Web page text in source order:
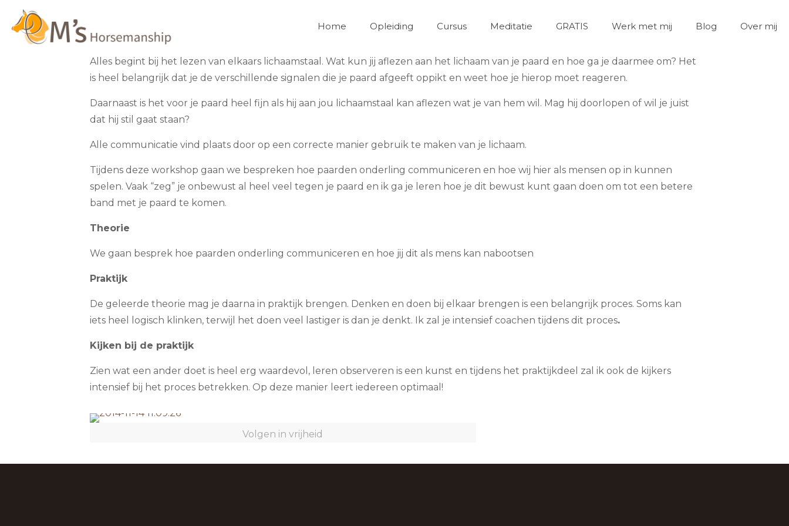
Home Opleiding Cursus Meditatie GRATIS Werk met mij Blog Over mij
Alles begint bij het lezen van elkaars lichaamstaal. Wat kun jij aflezen aan het lichaam van je paard en hoe ga je daarmee om? Het
is heel belangrijk dat je de verschillende signalen die je paard afgeeft oppikt en weet hoe je hierop moet reageren.
Daarnaast is het voor je paard heel fijn als hij aan jou lichaamstaal kan aflezen wat je van hem wil. Mag hij doorlopen of wil je juist
dat hij stil gaat staan?
Alle communicatie vind plaats door op een correcte manier gebruik te maken van je lichaam.
Tijdens deze workshop gaan we bespreken hoe paarden onderling communiceren en hoe wij hier als mensen op in kunnen
spelen. Vaak “zeg” je onbewust al heel veel tegen je paard en ik ga je leren hoe je dit bewust kunt gaan doen om tot een betere
band met je paard te komen.
Theorie
We gaan besprek hoe paarden onderling communiceren en hoe jij dit als mens kan nabootsen
Praktijk
De geleerde theorie mag je daarna in praktijk brengen. Denken en doen bij elkaar brengen is een belangrijk proces. Soms kan
iets heel logisch klinken, terwijl het doen veel lastiger is dan je denkt. Ik zal je intensief coachen tijdens dit proces.
Kijken bij de praktijk
Zien wat een ander doet is heel erg waardevol, leren observeren is een kunst en tijdens het praktijkdeel zal ik ook de kijkers
intensief bij het proces betrekken. Op deze manier leert iedereen optimaal!
Volgen in vrijheid